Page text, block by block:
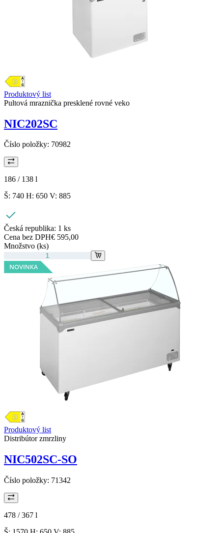
Produktový list
Pultová mraznička presklené rovné veko
NIC202SC
Číslo položky: 70982
186 / 138 l
Š: 740 H: 650 V: 885
Česká republika: 1 ks
Cena bez DPH€ 595,00
Množstvo (ks)
Produktový list
Distribútor zmrzliny
NIC502SC-SO
Číslo položky: 71342
478 / 367 l